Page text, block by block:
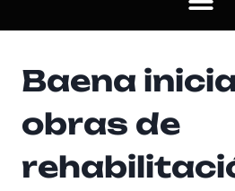
Baena
obras de